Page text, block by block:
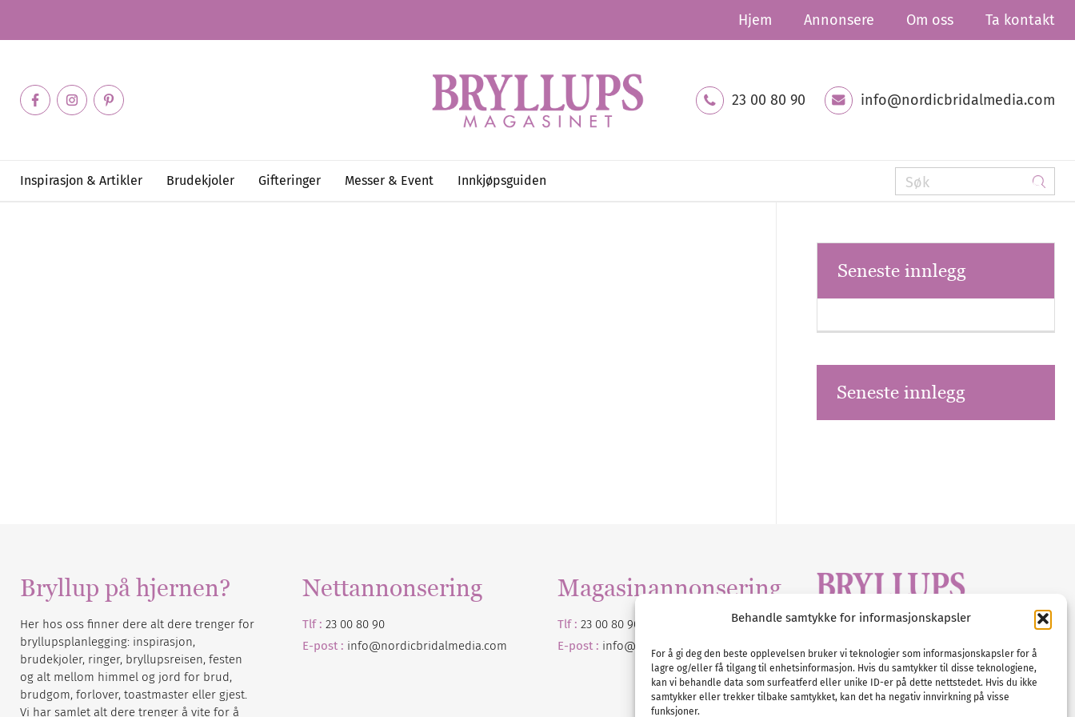
Behandle samtykke for informasjonskapsler
For å gi deg den beste opplevelsen bruker vi teknologier som informasjonskapsler for å
lagre og/eller få tilgang til enhetsinformasjon. Hvis du samtykker til disse teknologiene,
kan vi behandle data som surfeatferd eller unike ID-er på dette nettstedet. Hvis du ikke
samtykker eller trekker tilbake samtykket, kan det ha negativ innvirkning på visse
funksjoner.
Hjem Annonsere Om oss Ta kontakt
23 00 80 90 info@nordicbridalmedia.com
Inspirasjon & Artikler Brudekjoler Gifteringer Messer & Event Innkjøpsguiden
Seneste innlegg
Seneste innlegg
Bryllup på hjernen?
Her hos oss finner dere alt dere trenger for
bryllupsplanlegging: inspirasjon,
brudekjoler, ringer, bryllupsreisen, festen
og alt mellom himmel og jord for brud,
brudgom, forlover, toastmaster eller gjest.
Vi har samlet alt dere trenger å vite for å
Nettannonsering
Tlf : 23 00 80 90
E-post : info@nordicbridalmedia.com
Magasinannonsering
Tlf : 23 00 80 90
E-post : info@ nordicbridalmedia
E-post :info@nordicbridalmedia.com
Bryllupsmagasinet Norge
© All rights reserved.
VAT: NO911740648